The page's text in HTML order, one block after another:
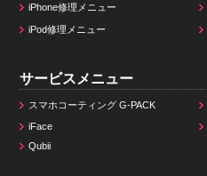
iPhone修理メニュー
iPod修理メニュー
サービスメニュー
スマホコーティング G-PACK
iFace
Qubii